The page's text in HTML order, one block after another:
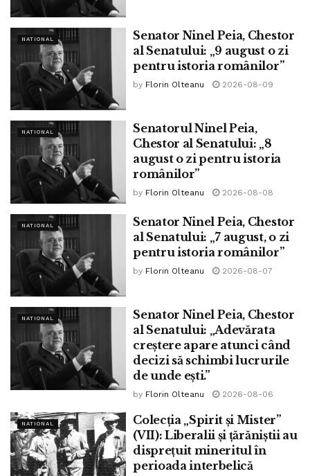
Nu doar suedezii practică această politică a struțului. În
urmă cu câteva luni, o situație similară s-a înregistrat în
Olanda, unde ministrul pentru imigrare Mark Harbers a fost
obligat să demisioneze după ce s-a descoperit că a ascuns
amploarea actelor de violență comise de imigranții
musulmani. La fel ca și în Suedia, infracțiuni foarte grave
precum violul sau omorul apăreau în statisticile ministerului
la categoria „altele”. Singurele infracțiuni menționate în
buzunare sau din magazine.
Și în alte țări europene autoritățile se feresc să precizeze
naționalitatea sau religia unor infractori atunci când este
NATIONAL
Senator Ninel Peia, Chestor
al Senatului: „9 august o zi
pentru istoria românilor”
by Florin Olteanu 2026-08-09
NATIONAL
Senatorul Ninel Peia,
Chestor al Senatului: „8
august o zi pentru istoria
românilor”
by Florin Olteanu 2026-08-08
NATIONAL
Senator Ninel Peia, Chestor
al Senatului: „7 august, o zi
pentru istoria românilor”
by Florin Olteanu 2026-08-07
NATIONAL
Senator Ninel Peia, Chestor
al Senatului: „Adevărata
creștere apare atunci când
decizi să schimbi lucrurile
de unde ești.”
by Florin Olteanu 2026-08-06
NATIONAL
Colecția „Spirit și Mister”
(VII): Liberalii și țărăniștii au
disprețuit mineritul în
perioada interbelică